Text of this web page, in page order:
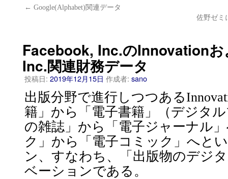
← Google(Alphabet)関連データ
佐野ゼミ
Facebook, Inc.のInnovation
Inc.関連財務データ
投稿日: 2019年12月15日 作成者: sano
出版分野で進行しつつある
籍」から「電子書籍」（デジタ
の雑誌」から「電子ジャーナル
ク」から「電子コミック」へと
ン、すなわち、「出版物のデジ
ベーションである。